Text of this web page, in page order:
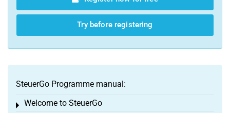
Try before registering
SteuerGo Programme manual:
Welcome to SteuerGo
Toggle menu